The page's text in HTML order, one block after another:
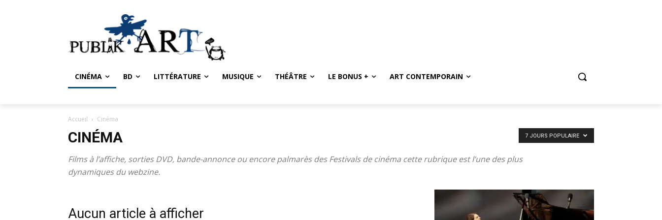
CINÉMA BD LITTÉRATURE MUSIQUE THÉÂTRE LE BONUS + ART CONTEMPORAIN
Accueil Cinéma
CINÉMA
Films à l’affiche, sorties DVD, bande-annonce ou encore palmarès des Festivals de cinéma cette rubrique est l’une des plus
dynamiques du webzine.
7 JOURS POPULAIRE
Aucun article à afficher